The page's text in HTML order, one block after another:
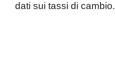
dati sui tassi di cambio.